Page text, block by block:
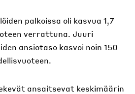
palkoissa oli kasvua 1,7
verrattuna. Juuri
ansiotaso kasvoi noin 150
ansaitsevat keskimäärin